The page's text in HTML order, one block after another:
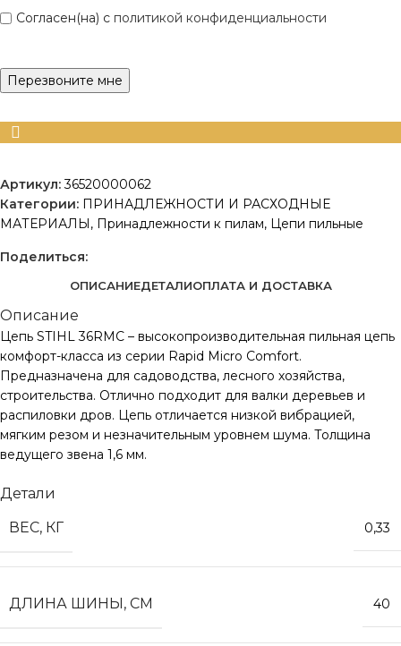
Согласен(на) с политикой конфиденциальности
Артикул:36520000062
Категории: ПРИНАДЛЕЖНОСТИ И РАСХОДНЫЕ
МАТЕРИАЛЫ, Принадлежности к пилам, Цепи пильные
Поделиться:
ОПИСАНИЕДЕТАЛИОПЛАТА И ДОСТАВКА
Описание
Цепь STIHL 36RMС – высокопроизводительная пильная цепь
комфорт-класса из серии Rapid Micro Comfort.
Предназначена для садоводства, лесного хозяйства,
строительства. Отлично подходит для валки деревьев и
распиловки дров. Цепь отличается низкой вибрацией,
мягким резом и незначительным уровнем шума. Толщина
ведущего звена 1,6 мм.
Детали
ВЕС, КГ
0,33
ДЛИНА ШИНЫ, СМ 40